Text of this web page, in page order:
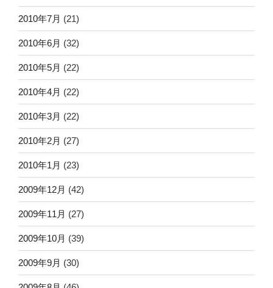
2010年7月 (21)
2010年6月 (32)
2010年5月 (22)
2010年4月 (22)
2010年3月 (22)
2010年2月 (27)
2010年1月 (23)
2009年12月 (42)
2009年11月 (27)
2009年10月 (39)
2009年9月 (30)